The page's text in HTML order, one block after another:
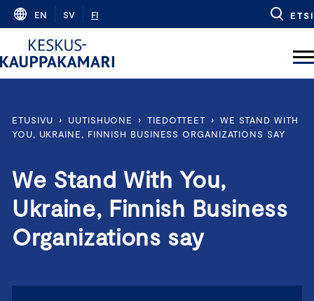
Skip
content
EN SV FI ETSI
ETUSIVU › UUTISHUONE › TIEDOTTEET › WE STAND WITH
YOU, UKRAINE, FINNISH BUSINESS ORGANIZATIONS SAY
We Stand With You,
Ukraine, Finnish Business
Organizations say